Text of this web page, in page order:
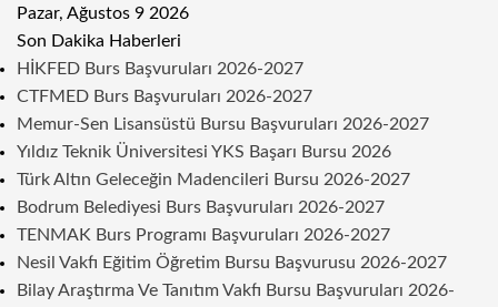
Pazar, Ağustos 9 2026
Son Dakika Haberleri
HİKFED Burs Başvuruları 2026-2027
CTFMED Burs Başvuruları 2026-2027
Memur-Sen Lisansüstü Bursu Başvuruları 2026-2027
Yıldız Teknik Üniversitesi YKS Başarı Bursu 2026
Türk Altın Geleceğin Madencileri Bursu 2026-2027
Bodrum Belediyesi Burs Başvuruları 2026-2027
TENMAK Burs Programı Başvuruları 2026-2027
Nesil Vakfı Eğitim Öğretim Bursu Başvurusu 2026-2027
Bilay Araştırma Ve Tanıtım Vakfı Bursu Başvuruları 2026-